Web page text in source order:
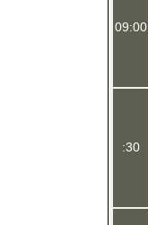
09:00
:30